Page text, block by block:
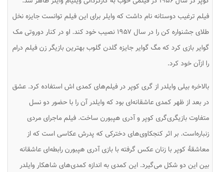
فیلم ترغیب دوستانه نام داشت که وایلر برای این فیلم توانست جایزه نخل
طلای جشنواره کن را در سال ۱۹۵۷ نصیب خود کند. او در کنار دوروتی مک
گوایر بازی کرد که مگ گوایر جایزه گلدن گلوب بهترین بازیگر زن فیلم درام
را ازآن خود کرد.
بالاخره بیلی وایلدر از گری کوپر در فیلم‌های کمدی اش استفاده کرد. عشق
در بعد از ظهر کمدی عاشقانه‌ای بود که وایلدر آن را با حضور دو نسل
متفاوت بازیگری‌گری کوپر و آدری هپبورن ساخت. فیلم ماجرای مردی
زنباره‌است. بر اثر کنجکاوی‌های دخترکی که پدرش عکاسی است که از
معاشقهٔ کوپر با زنان عکس گرفته با بازی آدری هپبورن رابطه‌ای عاشقانه
بین این دو شکل می‌گیرد. این کمدی به اندازه کمدی‌های شاهکار وایلدر